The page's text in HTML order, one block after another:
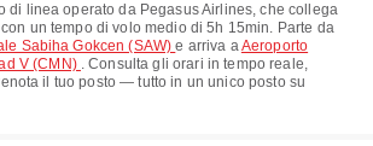
di linea operato da Pegasus Airlines, che collega
un tempo di volo medio di5h 15min. Parte da
Sabiha Gokcen (SAW)e arriva aAeroporto
V (CMN) . Consulta gli orari in tempo reale,
il tuo posto — tutto in un unico posto su